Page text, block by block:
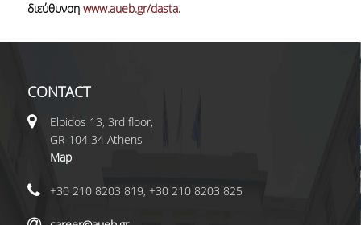
διεύθυνση www.aueb.gr/dasta.
CONTACT
Elpidos 13, 3rd floor,
GR-104 34 Athens
Map
+30 210 8203 819, +30 210 8203 825